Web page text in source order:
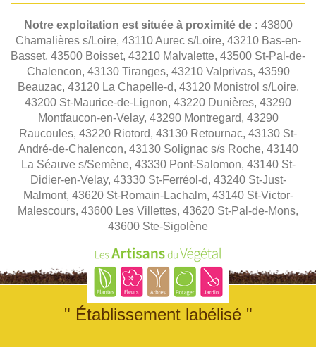
Notre exploitation est située à proximité de : 43800
Chamalières s/Loire, 43110 Aurec s/Loire, 43210 Bas-en-
Basset, 43500 Boisset, 43210 Malvalette, 43500 St-Pal-de-
Chalencon, 43130 Tiranges, 43210 Valprivas, 43590
Beauzac, 43120 La Chapelle-d, 43120 Monistrol s/Loire,
43200 St-Maurice-de-Lignon, 43220 Dunières, 43290
Montfaucon-en-Velay, 43290 Montregard, 43290
Raucoules, 43220 Riotord, 43130 Retournac, 43130 St-
André-de-Chalencon, 43130 Solignac s/s Roche, 43140
La Séauve s/Semène, 43330 Pont-Salomon, 43140 St-
Didier-en-Velay, 43330 St-Ferréol-d, 43240 St-Just-
Malmont, 43620 St-Romain-Lachalm, 43140 St-Victor-
Malescours, 43600 Les Villettes, 43620 St-Pal-de-Mons,
43600 Ste-Sigolène
" Établissement labélisé "